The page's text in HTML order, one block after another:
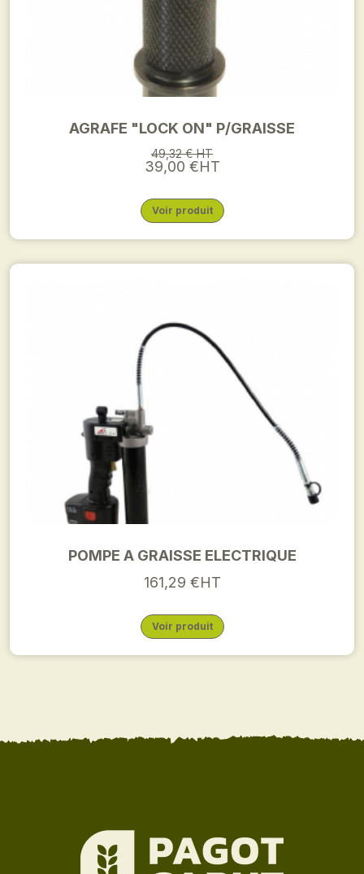
AGRAFE "LOCK ON" P/GRAISSE
49,32 € HT
39,00 €HT
Voir produit
POMPE A GRAISSE ELECTRIQUE
161,29 €HT
Voir produit